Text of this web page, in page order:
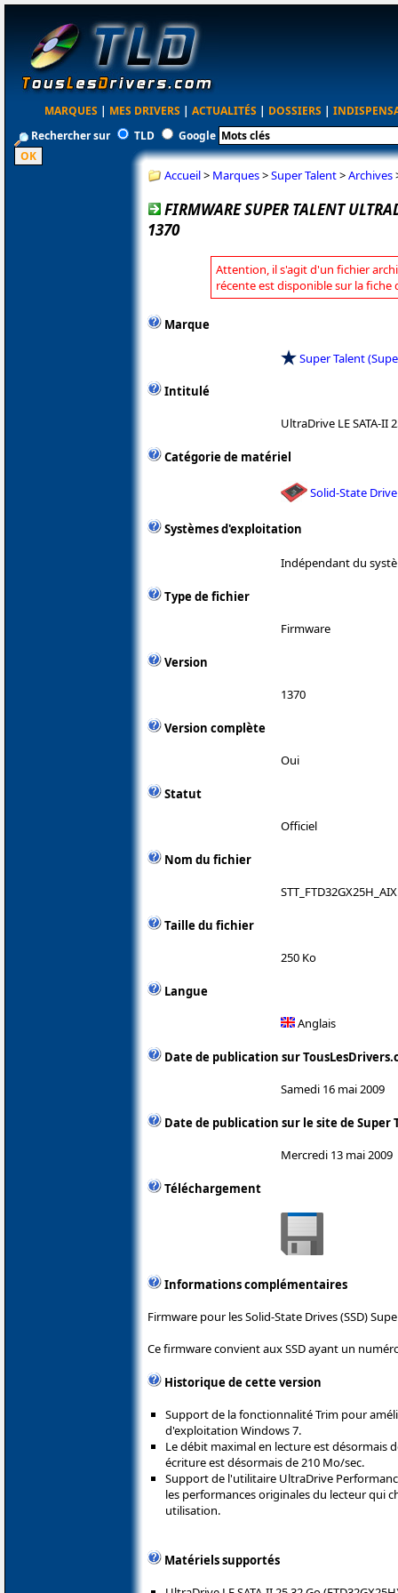
MARQUES | MES DRIVERS | ACTUALITÉS | DOSSIERS |
Rechercher sur
TLD Google
Accueil> Marques>Super Talent>Archives
FIRMWARE SUPER TALENT
1370
Attention, il s'agit d'un fichier
récente est disponible sur la fiche
Marque
Super Talent
Intitulé
UltraDrive LE SATA-II
Catégorie de matériel
Solid-State Drive
Systèmes d'exploitation
Indépendant du
Type de fichier
Firmware
Version
1370
Version complète
Oui
Statut
Officiel
Nom du fichier
Taille du fichier
250 Ko
Langue
Anglais
Date de publication sur
Samedi 16 mai 2009
Date de publication sur le site de Super
Mercredi 13 mai 2009
Téléchargement
Informations complémentaires
Firmware pour les Solid-State Drives (SSD)
Ce firmware convient aux SSD ayant un
Historique de cette version
Support de la fonctionnalité Trim pour
d'exploitation Windows 7.
Le débit maximal en lecture est désormais
écriture est désormais de 210 Mo/sec.
Support de l'utilitaire UltraDrive
les performances originales du lecteur qui
utilisation.
Matériels supportés